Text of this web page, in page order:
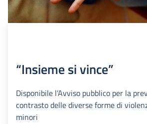
“Insieme si vince”
Disponibile l’Avviso pubblico per la
contrasto delle diverse forme di
minori